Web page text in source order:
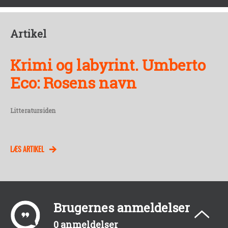
Artikel
Krimi og labyrint. Umberto
Eco: Rosens navn
Litteratursiden
LÆS ARTIKEL
Brugernes anmeldelser
0 anmeldelser